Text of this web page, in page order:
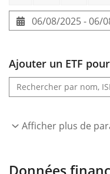
06/08/2025 - 06/
Ajouter un ETF
Afficher plus de